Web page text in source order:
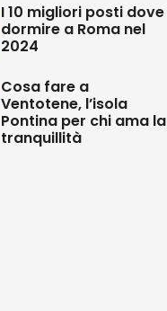
I 10 migliori posti dove
dormire a Roma nel
2024
Cosa fare a
Ventotene, l’isola
Pontina per chi ama la
tranquillità